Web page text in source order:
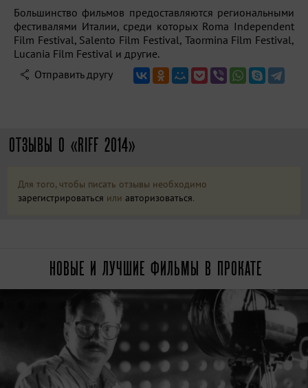
Большинство фильмов предоставляются региональными
фестивалями Италии, среди которых Roma Independent
Film Festival, Salento Film Festival, Taormina Film Festival,
Lucania Film Festival и другие.
Отправить другу
ОТЗЫВЫ О «RIFF 2014»
Для того, чтобы писать отзывы необходимо
зарегистрироваться или авторизоваться.
НОВЫЕ И ЛУЧШИЕ ФИЛЬМЫ В ПРОКАТЕ